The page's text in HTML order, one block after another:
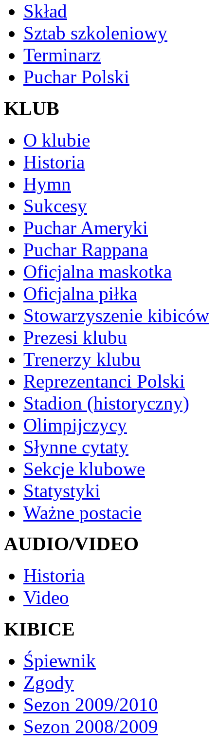
Skład
Sztab szkoleniowy
Terminarz
Puchar Polski
KLUB
O klubie
Historia
Hymn
Sukcesy
Puchar Ameryki
Puchar Rappana
Oficjalna maskotka
Oficjalna piłka
Stowarzyszenie kibiców
Prezesi klubu
Trenerzy klubu
Reprezentanci Polski
Stadion (historyczny)
Olimpijczycy
Słynne cytaty
Sekcje klubowe
Statystyki
Ważne postacie
AUDIO/VIDEO
Historia
Video
KIBICE
Śpiewnik
Zgody
Sezon 2009/2010
Sezon 2008/2009